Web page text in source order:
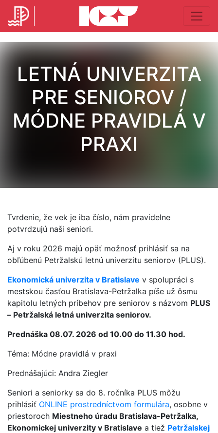
LETNÁ UNIVERZITA
PRE SENIOROV /
MÓDNE PRAVIDLÁ V
PRAXI
Tvrdenie, že vek je iba číslo, nám pravidelne
potvrdzujú naši seniori.
Aj v roku 2026 majú opäť možnosť prihlásiť sa na
obľúbenú Petržalskú letnú univerzitu seniorov (PLUS).
Ekonomická univerzita v Bratislave v spolupráci s
mestskou časťou Bratislava-Petržalka píše už ôsmu
kapitolu letných príbehov pre seniorov s názvom PLUS
– Petržalská letná univerzita seniorov.
Prednáška 08.07. 2026 od 10.00 do 11.30 hod.
Téma: Módne pravidlá v praxi
Prednášajúci: Andra Ziegler
Seniori a seniorky sa do 8. ročníka PLUS môžu
prihlásiť ONLINE prostredníctvom formulára, osobne v
priestoroch Miestneho úradu Bratislava-Petržalka,
Ekonomickej univerzity v Bratislave a tiež Petržalskej